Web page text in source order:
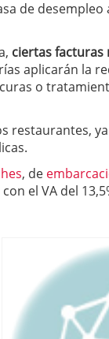
de desempleo
ciertas facturas
aplicarán la
o
restaurantes,
, de
el VA del